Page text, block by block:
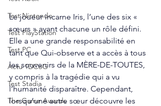
Test Nintendo
Test PlayStation
Test PC
Actu 1DCoG
Test Stadia
The Game Awards
Le joueur incarne Iris, l’une des six «
sœurs » ayant chacune un rôle défini.
Elle a une grande responsabilité en
tant que Qui-observe et a accès à tous
les souvenirs de la MÈRE-DE-TOUTES,
y compris à la tragédie qui a vu
l’humanité disparaître. Cependant,
lorsqu’une autre sœur découvre les